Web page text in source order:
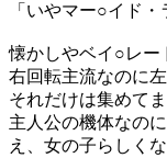
「いやマー○イド・
懐かしやベイ○レー
右回転主流なのに
それだけは集めてま
主人公の機体なの
え、女の子らしく